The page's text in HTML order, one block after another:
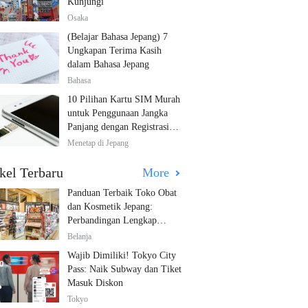
Osaka
(Belajar Bahasa Jepang) 7
Ungkapan Terima Kasih
dalam Bahasa Jepang
Bahasa
10 Pilihan Kartu SIM Murah
untuk Penggunaan Jangka
Panjang dengan Registrasi
Multibahasa!
Menetap di Jepang
Terbaru More
Panduan Terbaik Toko Obat
dan Kosmetik Jepang:
Perbandingan Lengkap
Diskon dari 12 Toko Farmasi
Belanja
Wajib Dimiliki! Tokyo City
Pass: Naik Subway dan Tiket
Masuk Diskon
Tokyo